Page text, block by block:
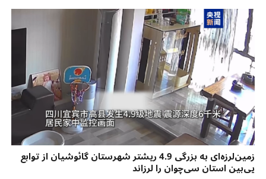
زمین‌لرزه‌ای به بزرگی 4.9 ریشتر شهرستان گائوشیان از توابع
یی‌بین استان سی‌چوان را لرزاند